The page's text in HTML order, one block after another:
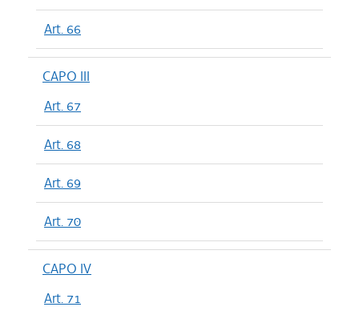
Art. 66
CAPO III
Art. 67
Art. 68
Art. 69
Art. 70
CAPO IV
Art. 71